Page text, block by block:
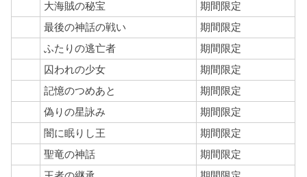
大海賊の秘宝
期間限定
最後の神話の戦い
期間限定
ふたりの逃亡者
期間限定
囚われの少女
期間限定
記憶のつめあと
期間限定
偽りの星詠み
期間限定
闇に眠りし王
期間限定
聖竜の神話
期間限定